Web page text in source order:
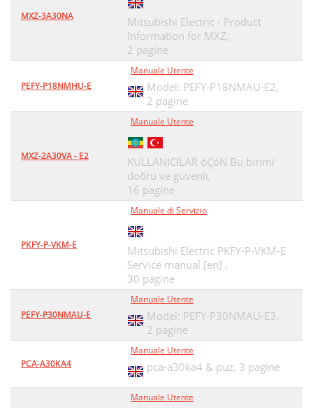
MXZ-3A30NA
Mitsubishi Electric - Product
Information for MXZ,
2 pagine
PEFY-P18NMHU-E
Manuale Utente
Model: PEFY-P18NMAU-E2,
2 pagine
MXZ-2A30VA - E2
Manuale Utente
KULLANICILAR óÇóN Bu birimi
doõru ve güvenli,
16 pagine
PKFY-P-VKM-E
Manuale di Servizio
Mitsubishi Electric PKFY-P-VKM-E
Service manual [en] ,
30 pagine
PEFY-P30NMAU-E
Manuale Utente
Model: PEFY-P30NMAU-E3,
2 pagine
PCA-A30KA4
Manuale Utente
pca-a30ka4 & puz, 3 pagine
Manuale Utente